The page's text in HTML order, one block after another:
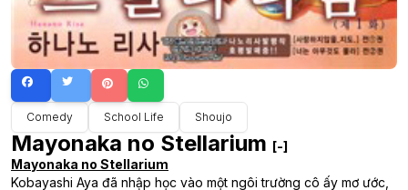
Comedy School Life Shoujo
Mayonaka no Stellarium [-]
Mayonaka no Stellarium
Kobayashi Aya đã nhập học vào một ngôi trường cô ấy mơ ước,